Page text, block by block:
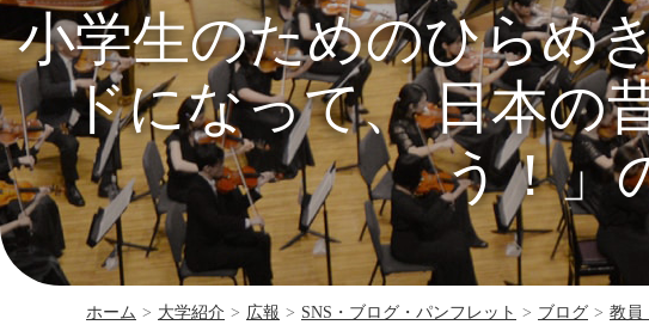
小学生のためのひらめ
ドになって、 日本の
う！」
ホーム > 大学紹介 > 広報 > SNS・ブログ・パンフレット > ブログ > 教員